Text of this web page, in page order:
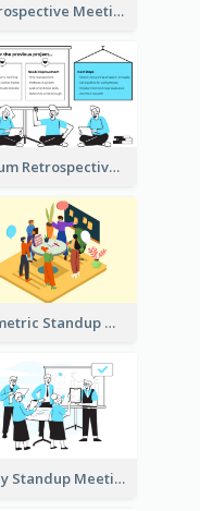
Retrospective Meeting Questions
Scrum Retrospective Meeting Illustration
Isometric Standup Meeting Illustration
Daily Standup Meeting Illustration